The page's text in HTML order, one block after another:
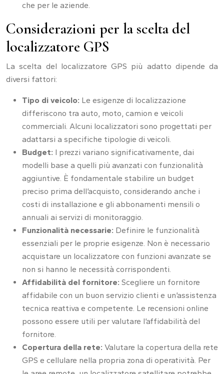
che per le aziende.
Considerazioni per la scelta del
localizzatore GPS
La scelta del localizzatore GPS più adatto dipende da
diversi fattori:
Tipo di veicolo: Le esigenze di localizzazione
differiscono tra auto, moto, camion e veicoli
commerciali. Alcuni localizzatori sono progettati per
adattarsi a specifiche tipologie di veicoli.
Budget: I prezzi variano significativamente, dai
modelli base a quelli più avanzati con funzionalità
aggiuntive. È fondamentale stabilire un budget
preciso prima dell’acquisto, considerando anche i
costi di installazione e gli abbonamenti mensili o
annuali ai servizi di monitoraggio.
Funzionalità necessarie: Definire le funzionalità
essenziali per le proprie esigenze. Non è necessario
acquistare un localizzatore con funzioni avanzate se
non si hanno le necessità corrispondenti.
Affidabilità del fornitore: Scegliere un fornitore
affidabile con un buon servizio clienti e un’assistenza
tecnica reattiva e competente. Le recensioni online
possono essere utili per valutare l’affidabilità del
fornitore.
Copertura della rete: Valutare la copertura della rete
GPS e cellulare nella propria zona di operatività. Per